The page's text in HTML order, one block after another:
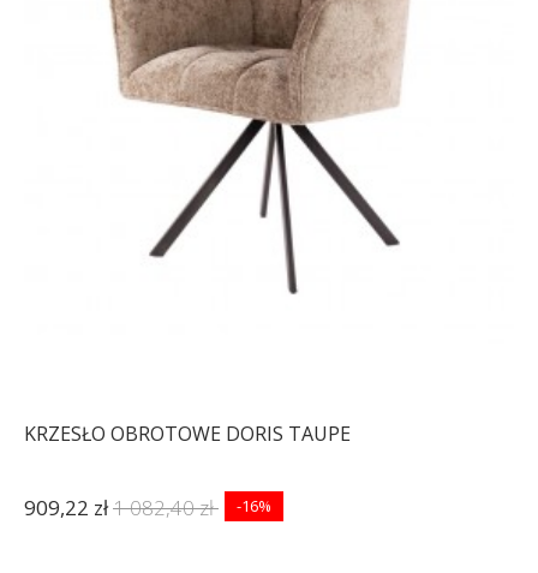
KRZESŁO OBROTOWE DORIS TAUPE
909,22 zł1 082,40 zł -16%